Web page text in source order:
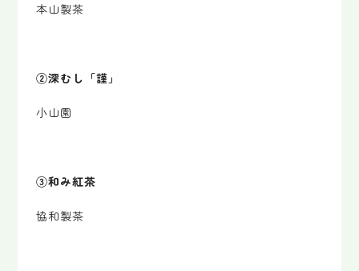
本山製茶
②深むし「謹」
小山園
③和み紅茶
協和製茶